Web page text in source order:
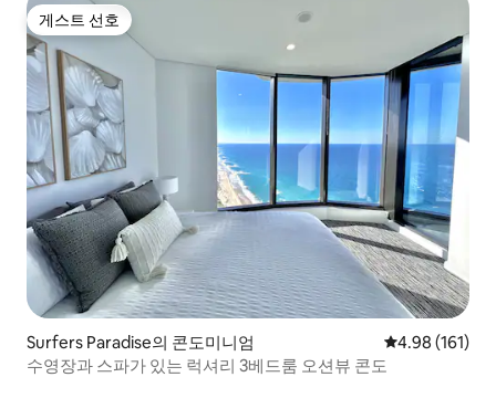
게스트 선호
게스트 선호
Surfers Paradise의 콘도미니엄 평점 4.98점(5
4.98 (161)
수영장과 스파가 있는 럭셔리 3베드룸 오션뷰 콘도